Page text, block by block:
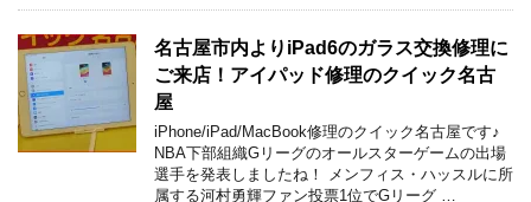
名古屋市内よりiPad6のガラス交換修理に
ご来店！アイパッド修理のクイック名古
屋
iPhone/iPad/MacBook修理のクイック名古屋です♪
NBA下部組織Gリーグのオールスターゲームの出場
選手を発表しましたね！ メンフィス・ハッスルに所
属する河村勇輝ファン投票1位でGリーグ …